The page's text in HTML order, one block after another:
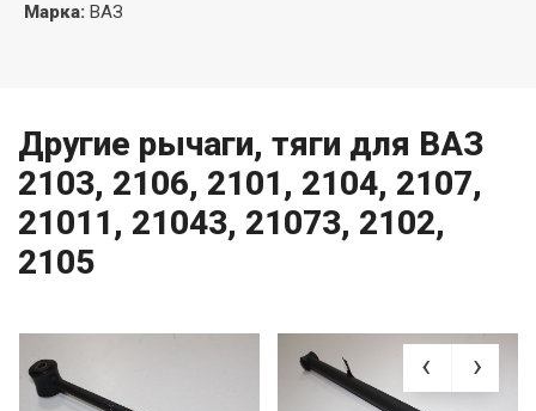
Марка: ВАЗ
Другие рычаги, тяги для ВАЗ
2103, 2106, 2101, 2104, 2107,
21011, 21043, 21073, 2102,
2105